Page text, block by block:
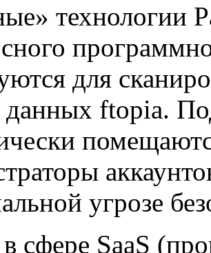
технологии
для
данных ftopia.
угрозе
сфере SaaS